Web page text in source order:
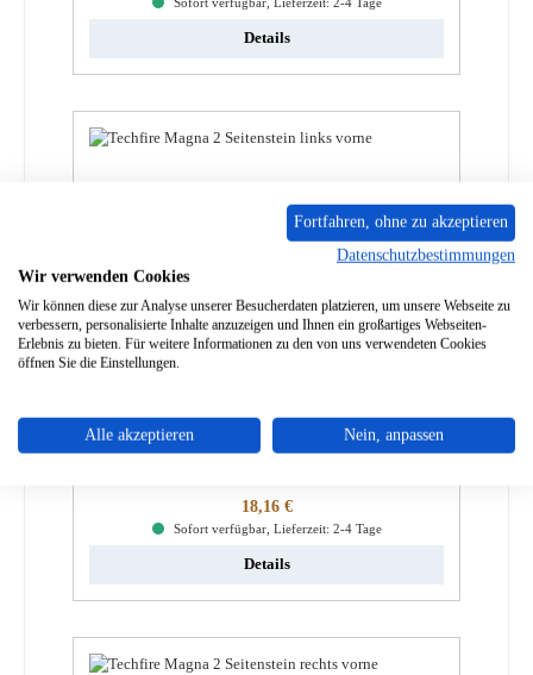
Details
Regulärer Preis:
18,16 €
Sofort verfügbar, Lieferzeit: 2-4 Tage
Details
Fortfahren, ohne zu akzeptieren
Datenschutzbestimmungen
Wir verwenden Cookies
Wir können diese zur Analyse unserer Besucherdaten platzieren, um unsere Webseite zu
verbessern, personalisierte Inhalte anzuzeigen und Ihnen ein großartiges Webseiten-
Erlebnis zu bieten. Für weitere Informationen zu den von uns verwendeten Cookies
öffnen Sie die Einstellungen.
Alle akzeptieren Nein, anpassen